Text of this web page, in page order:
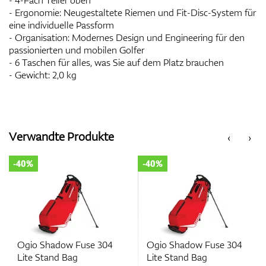
- Ergonomie: Neugestaltete Riemen und Fit-Disc-System für
eine individuelle Passform
- Organisation: Modernes Design und Engineering für den
passionierten und mobilen Golfer
- 6 Taschen für alles, was Sie auf dem Platz brauchen
- Gewicht: 2,0 kg
‹
Verwandte Produkte ›
Ogio Shadow Fuse 304
Lite Stand Bag
-40%
Ogio Shadow Fuse 304
Lite Stand Bag
-40%